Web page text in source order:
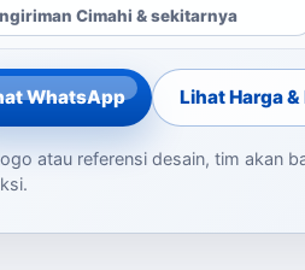
Cimahi & sekitarnya
WhatsApp Lihat Harga &
atau referensi desain, tim akan